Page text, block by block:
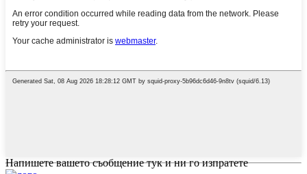
Напишете вашето съобщение тук и ни го изпратете